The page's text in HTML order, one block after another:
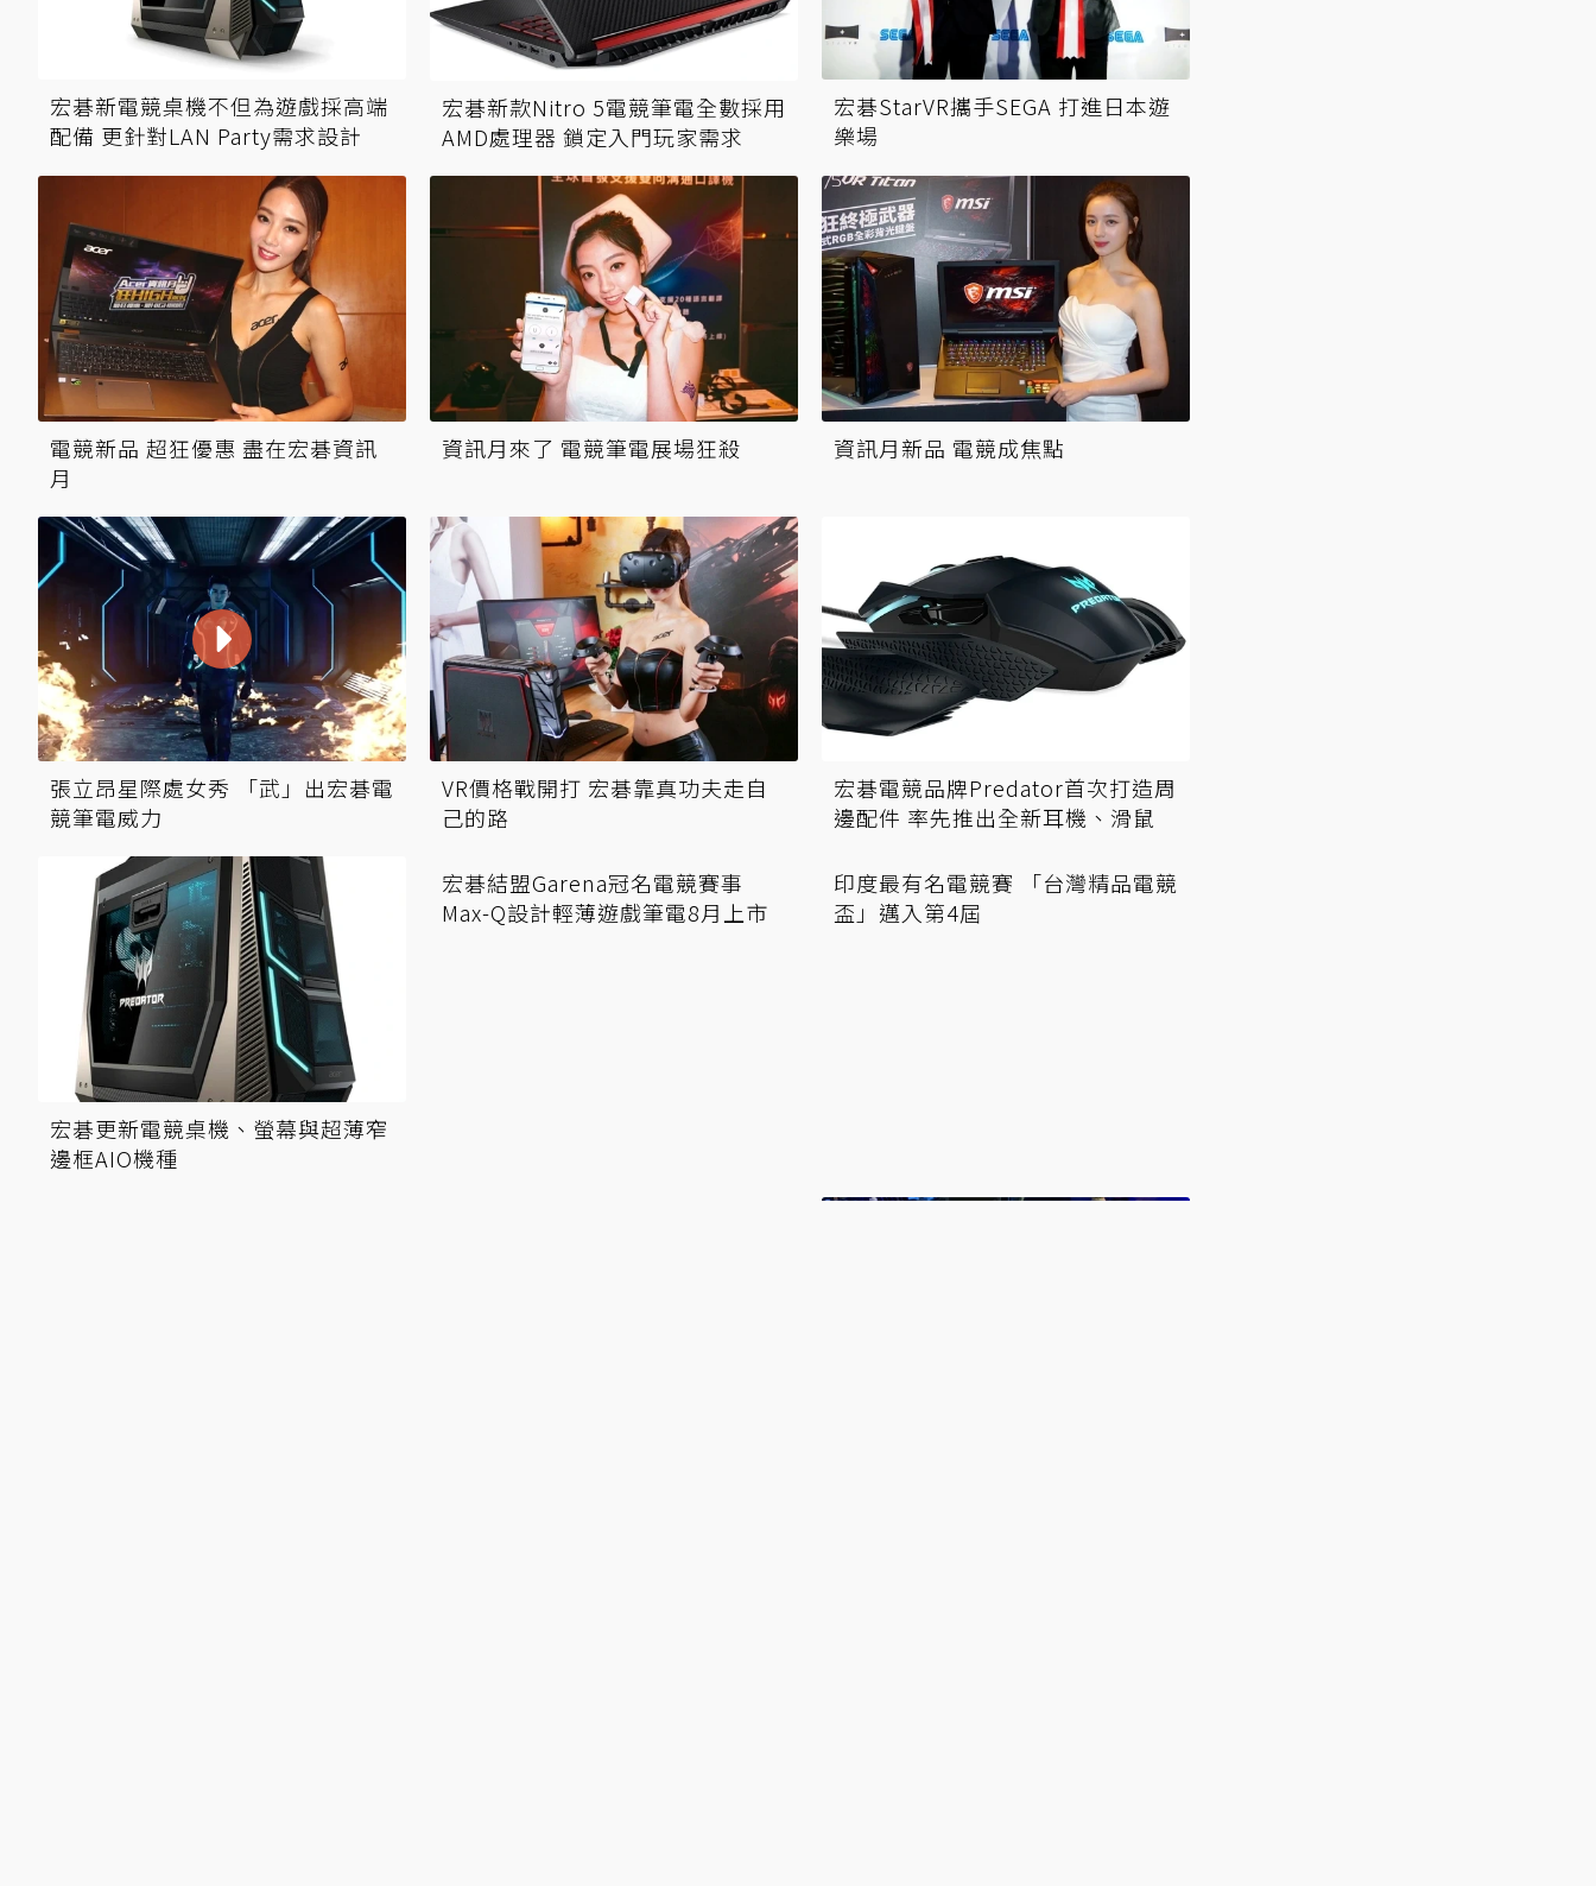
宏碁新電競桌機不但為遊戲採高端
配備 更針對LAN Party需求設計
宏碁新款Nitro 5電競筆電全數採用
AMD處理器 鎖定入門玩家需求
宏碁S​tarVR攜手SEGA 打進日本遊
樂​場
電競新品 超狂優惠 盡在宏碁資訊
月
資訊月來了 電競筆電展場狂殺 資訊月新品 電競成焦點
張立昂星際處女秀 「武」出宏碁電
競筆電威力
VR價格戰開打 宏碁靠真功夫走自
己的路
宏碁電競品牌Predator首次打造周
邊配件 率先推出全新耳機、滑鼠
宏碁更新電競桌機、螢幕與超薄窄
邊框AIO機種